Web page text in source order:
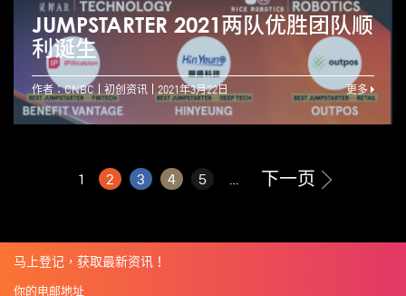
JUMPSTARTER 2021两队优胜团队顺
利诞生
作者：CNBC 初创资讯 2021年3月22日 更多
1 2 3 4 5 ... 下一页
马上登记，获取最新资讯！